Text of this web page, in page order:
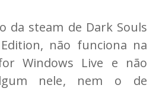
da steam de Dark Souls
não funciona na
Windows Live e não
nele, nem o de